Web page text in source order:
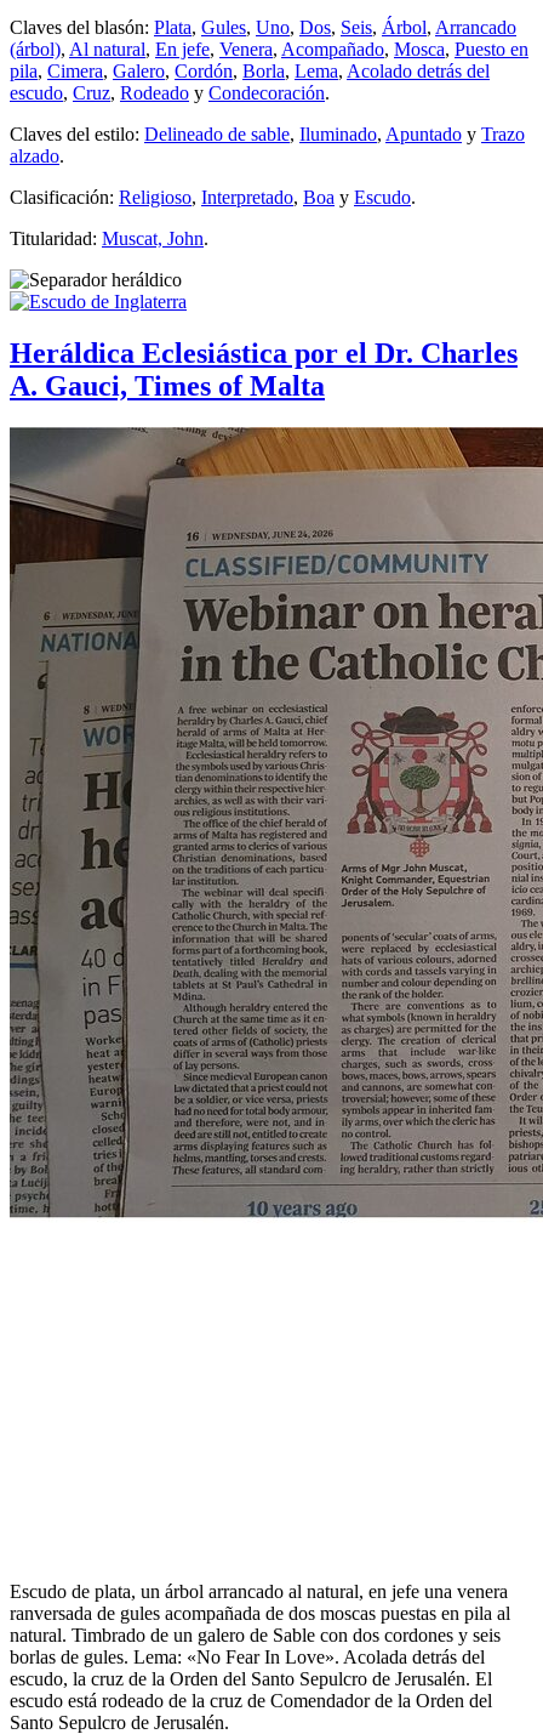
Claves del blasón: Plata, Gules, Uno, Dos, Seis, Árbol, Arrancado
(árbol), Al natural, En jefe, Venera, Acompañado, Mosca, Puesto en
pila, Cimera, Galero, Cordón, Borla, Lema, Acolado detrás del
escudo, Cruz, Rodeado y Condecoración.
Claves del estilo: Delineado de sable, Iluminado, Apuntado y Trazo
alzado.
Clasificación: Religioso, Interpretado, Boa y Escudo.
Titularidad: Muscat, John.
Heráldica Eclesiástica por el Dr. Charles
A. Gauci, Times of Malta
Escudo de plata, un árbol arrancado al natural, en jefe una venera
ranversada de gules acompañada de dos moscas puestas en pila al
natural. Timbrado de un galero de Sable con dos cordones y seis
borlas de gules. Lema: «No Fear In Love». Acolada detrás del
escudo, la cruz de la Orden del Santo Sepulcro de Jerusalén. El
escudo está rodeado de la cruz de Comendador de la Orden del
Santo Sepulcro de Jerusalén.